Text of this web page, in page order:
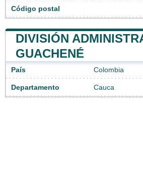
Código postal
DIVISIÓN
GUACHENÉ
País Colombia
Departamento Cauca